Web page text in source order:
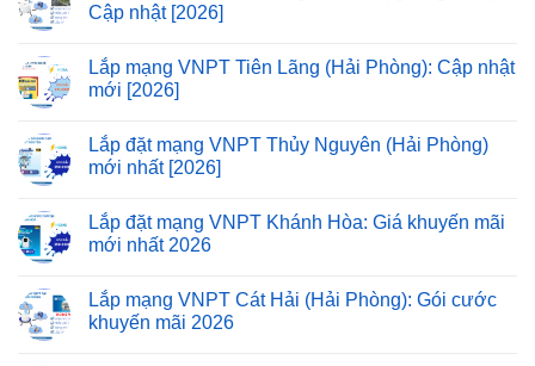
Cập nhật [2026]
Lắp mạng VNPT Tiên Lãng (Hải Phòng): Cập nhật
mới [2026]
Lắp đặt mạng VNPT Thủy Nguyên (Hải Phòng)
mới nhất [2026]
Lắp đặt mạng VNPT Khánh Hòa: Giá khuyến mãi
mới nhất 2026
Lắp mạng VNPT Cát Hải (Hải Phòng): Gói cước
khuyến mãi 2026